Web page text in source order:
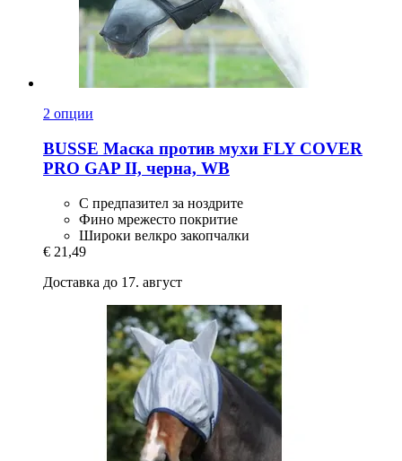
2 опции
BUSSE Маска против мухи FLY COVER
PRO GAP II, черна, WB
С предпазител за ноздрите
Фино мрежесто покритие
Широки велкро закопчалки
€ 21,49
Доставка до 17. август